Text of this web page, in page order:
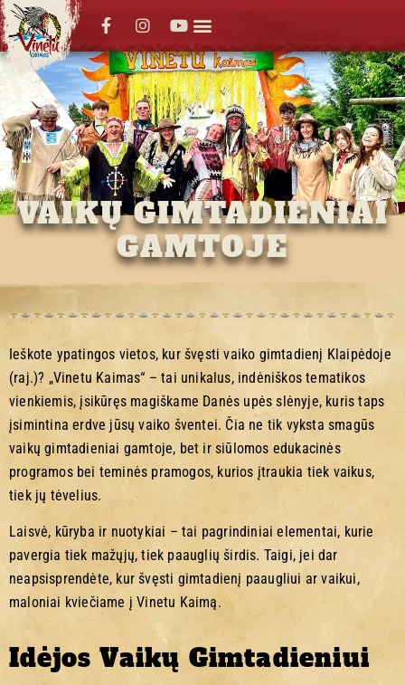
VAIKŲ GIMTADIENIAI
GAMTOJE
Ieškote ypatingos vietos, kur švęsti vaiko gimtadienį Klaipėdoje
(raj.)? „Vinetu Kaimas“ – tai unikalus, indėniškos tematikos
vienkiemis, įsikūręs magiškame Danės upės slėnyje, kuris taps
įsimintina erdve jūsų vaiko šventei. Čia ne tik vyksta smagūs
vaikų gimtadieniai gamtoje, bet ir siūlomos edukacinės
programos bei teminės pramogos, kurios įtraukia tiek vaikus,
tiek jų tėvelius.
Laisvė, kūryba ir nuotykiai – tai pagrindiniai elementai, kurie
pavergia tiek mažųjų, tiek paauglių širdis. Taigi, jei dar
neapsisprendėte, kur švęsti gimtadienį paaugliui ar vaikui,
maloniai kviečiame į Vinetu Kaimą.
Idėjos Vaikų Gimtadieniui